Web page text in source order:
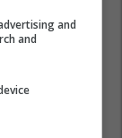
and
and